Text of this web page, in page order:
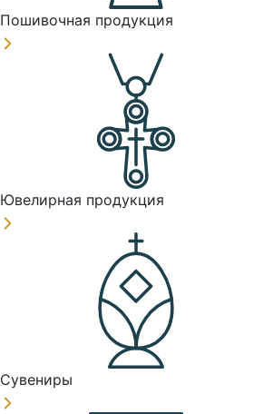
Пошивочная продукция
Ювелирная продукция
Сувениры